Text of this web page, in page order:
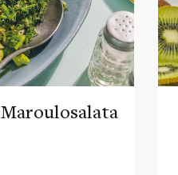
Maroulosalata